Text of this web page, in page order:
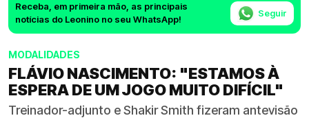
Receba, em primeira mão, as principais
notícias do Leonino no seu WhatsApp!
Seguir
MODALIDADES
FLÁVIO NASCIMENTO: "ESTAMOS À
ESPERA DE UM JOGO MUITO DIFÍCIL"
Treinador-adjunto e Shakir Smith fizeram antevisão